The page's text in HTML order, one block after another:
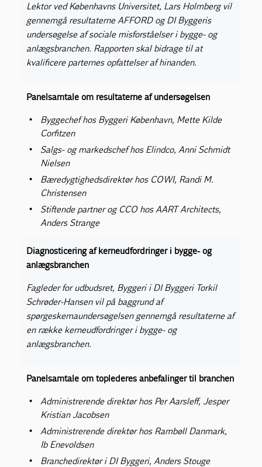
Lektor ved Københavns Universitet, Lars Holmberg vil
gennemgå resultaterne AFFORD og DI Byggeris
undersøgelse af sociale misforståelser i bygge- og
anlægsbranchen. Rapporten skal bidrage til at
kvalificere parternes opfattelser af hinanden.
Panelsamtale om resultaterne af undersøgelsen
Byggechef hos Byggeri København, Mette Kilde
Corfitzen
Salgs- og markedschef hos Elindco, Anni Schmidt
Nielsen
Bæredygtighedsdirektør hos COWI, Randi M.
Christensen
Stiftende partner og CCO hos AART Architects,
Anders Strange
Diagnosticering af kerneudfordringer i bygge- og
anlægsbranchen
Fagleder for udbudsret, Byggeri i DI Byggeri Torkil
Schrøder-Hansen vil på baggrund af
spørgeskemaundersøgelsen gennemgå resultaterne af
en række kerneudfordringer i bygge- og
anlægsbranchen.
Panelsamtale om toplederes anbefalinger til branchen
Administrerende direktør hos Per Aarsleff, Jesper
Kristian Jacobsen
Administrerende direktør hos Rambøll Danmark,
Ib Enevoldsen
Branchedirektør i DI Byggeri, Anders Stouge